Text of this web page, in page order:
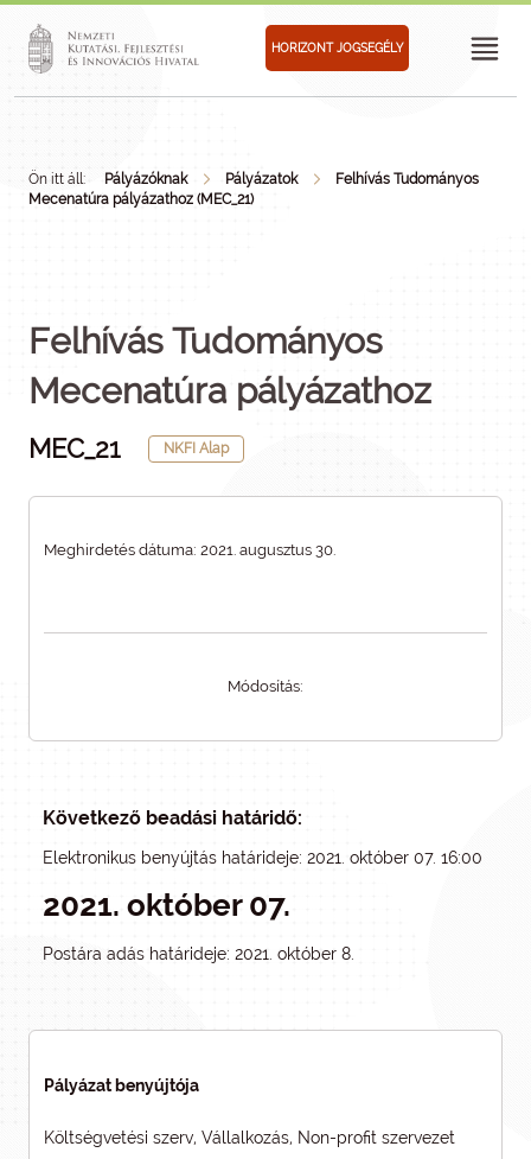
HORIZONT JOGSEGÉLY
Ön itt áll: Pályázóknak Pályázatok
Felhívás Tudományos
Mecenatúra pályázathoz (MEC_21)
Felhívás Tudományos
Mecenatúra pályázathoz
MEC_21 NKFI Alap
Meghirdetés dátuma: 2021. augusztus 30.
Módosítás:
Következő beadási határidő:
Elektronikus benyújtás határideje: 2021. október 07. 16:00
2021. október 07.
Postára adás határideje: 2021. október 8.
Pályázat benyújtója
Költségvetési szerv, Vállalkozás, Non-profit szervezet